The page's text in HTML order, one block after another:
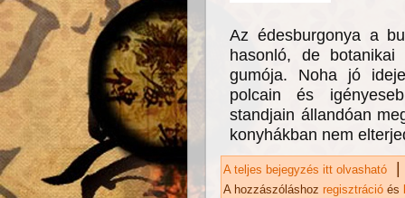
Az édesburgonya a
hasonló, de
gumója. Noha jó
polcain és
standjain állandóan
konyhákban nem
A teljes bejegyzés itt olvasható |
A hozzászóláshoz regisztráció és